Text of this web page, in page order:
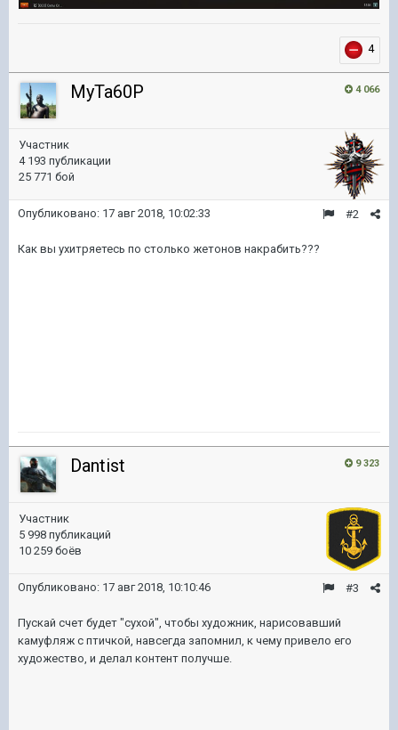
4
4 066
MyTa60P
Участник
4 193 публикации
25 771 бой
#2
Опубликовано: 17 авг 2018, 10:02:33
Как вы ухитряетесь по столько жетонов накрабить???
9 323
Dantist
Участник
5 998 публикаций
10 259 боёв
#3
Опубликовано: 17 авг 2018, 10:10:46
Пускай счет будет "сухой", чтобы художник, нарисовавший
камуфляж с птичкой, навсегда запомнил, к чему привело его
художество, и делал контент получше.